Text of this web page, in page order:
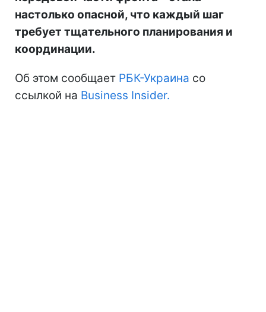
настолько опасной, что каждый шаг
требует тщательного планирования и
координации.
Об этом сообщает РБК-Украина со
ссылкой на Business Insider.